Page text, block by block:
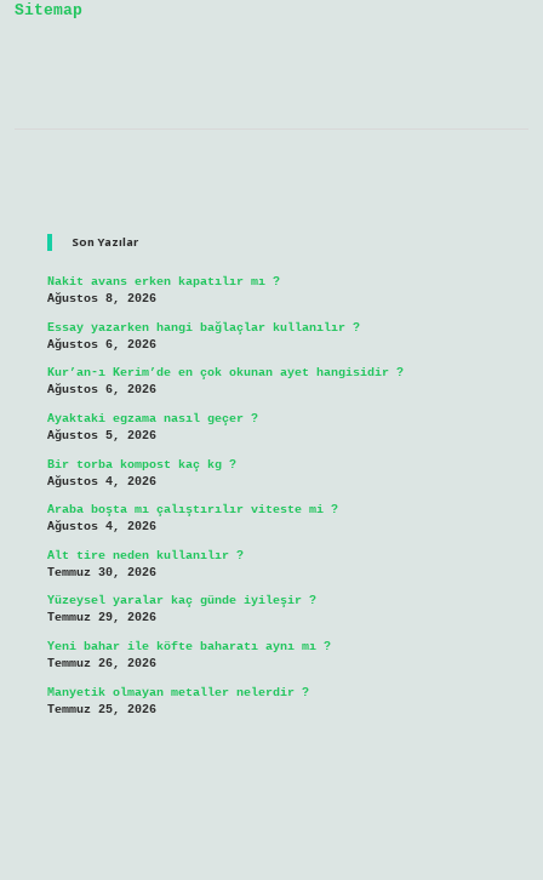
Sitemap
Son Yazılar
Nakit avans erken kapatılır mı ?
Ağustos 8, 2026
Essay yazarken hangi bağlaçlar kullanılır ?
Ağustos 6, 2026
Kur’an-ı Kerim’de en çok okunan ayet hangisidir ?
Ağustos 6, 2026
Ayaktaki egzama nasıl geçer ?
Ağustos 5, 2026
Bir torba kompost kaç kg ?
Ağustos 4, 2026
Araba boşta mı çalıştırılır viteste mi ?
Ağustos 4, 2026
Alt tire neden kullanılır ?
Temmuz 30, 2026
Yüzeysel yaralar kaç günde iyileşir ?
Temmuz 29, 2026
Yeni bahar ile köfte baharatı aynı mı ?
Temmuz 26, 2026
Manyetik olmayan metaller nelerdir ?
Temmuz 25, 2026